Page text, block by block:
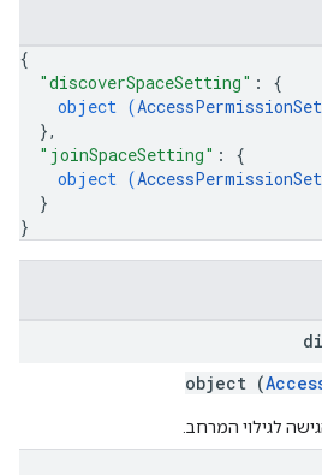
{
"discoverSpaceSetting" : {
object (
},
"joinSpaceSetting" : {
object (
}
}
object (
לגילוי המרחב.